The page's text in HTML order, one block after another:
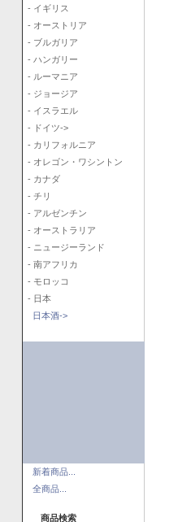
- イギリス
- オーストリア
- ブルガリア
- ハンガリー
- ルーマニア
- ジョージア
- イスラエル
- ドイツ->
- カリフォルニア
- オレゴン・ワシントン
- カナダ
- チリ
- アルゼンチン
- オーストラリア
- ニュージーランド
- 南アフリカ
- モロッコ
- 日本
日本酒->
新着商品...
全商品...
商品検索